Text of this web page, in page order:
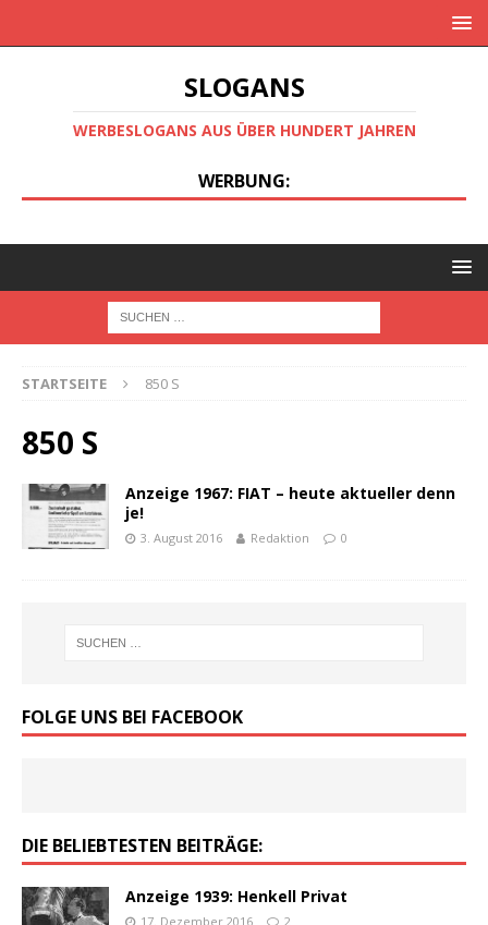
SLOGANS
WERBESLOGANS AUS ÜBER HUNDERT JAHREN
WERBUNG:
STARTSEITE 850 S
850 S
Anzeige 1967: FIAT – heute aktueller denn
je!
3. August 2016 Redaktion 0
FOLGE UNS BEI FACEBOOK
DIE BELIEBTESTEN BEITRÄGE:
Anzeige 1939: Henkell Privat
17. Dezember 2016 2